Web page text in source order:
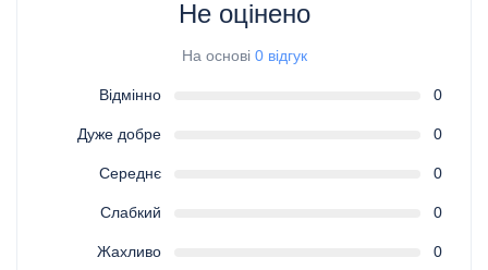
Не оцінено
На основі 0 відгук
Відмінно 0
Дуже добре 0
Середнє 0
Слабкий 0
Жахливо 0